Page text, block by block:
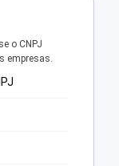
o CNPJ
empresas.